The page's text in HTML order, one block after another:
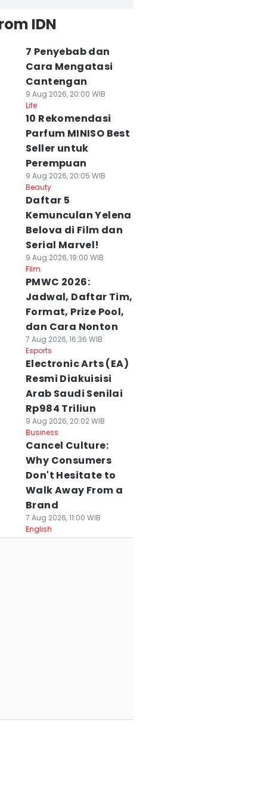
IDN
7 Penyebab dan
Cara Mengatasi
Cantengan
9 Aug 2026, 20:00 WIB
Life
10 Rekomendasi
Parfum MINISO Best
Seller untuk
Perempuan
9 Aug 2026, 20:05 WIB
Beauty
Daftar 5
Kemunculan Yelena
Belova di Film dan
Serial Marvel!
9 Aug 2026, 19:00 WIB
Film
PMWC 2026:
Jadwal, Daftar Tim,
Format, Prize Pool,
dan Cara Nonton
7 Aug 2026, 16:36 WIB
Esports
Electronic Arts (EA)
Resmi Diakuisisi
Arab Saudi Senilai
Rp984 Triliun
9 Aug 2026, 20:02 WIB
Business
Cancel Culture:
Why Consumers
Don't Hesitate to
Walk Away From a
Brand
7 Aug 2026, 11:00 WIB
English